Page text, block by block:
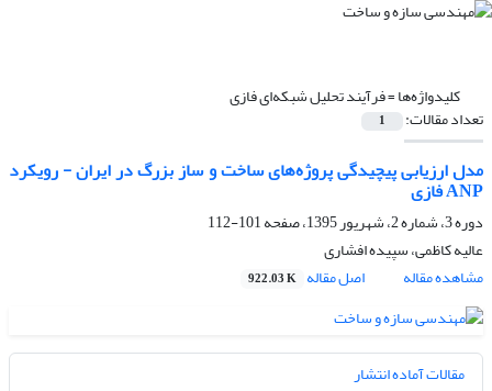
کلیدواژه‌ها =فرآیند تحلیل شبکه‌ای فازی
تعداد مقالات: 1
مدل ارزیابی پیچیدگی پروژه‌های ساخت‌ و ساز بزرگ در ایران - رویکرد
ANP فازی
دوره 3، شماره 2، شهریور 1395، صفحه
101-112
عالیه کاظمی، سپیده افشاری
مشاهده مقاله
اصل مقاله 922.03 K
مقالات آماده انتشار